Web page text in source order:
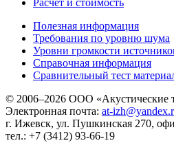
Полезная информация
Требования по уровню шума
Уровни громкости
Справочная информация
Сравнительный тест
© 2006–2026 ООО «Акустические
Электронная почта: at-
г. Ижевск, ул. Пушкинская 270,
тел.: +7 (3412) 93-66-19